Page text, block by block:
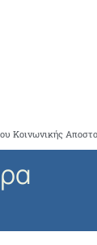
Κοινωνικής